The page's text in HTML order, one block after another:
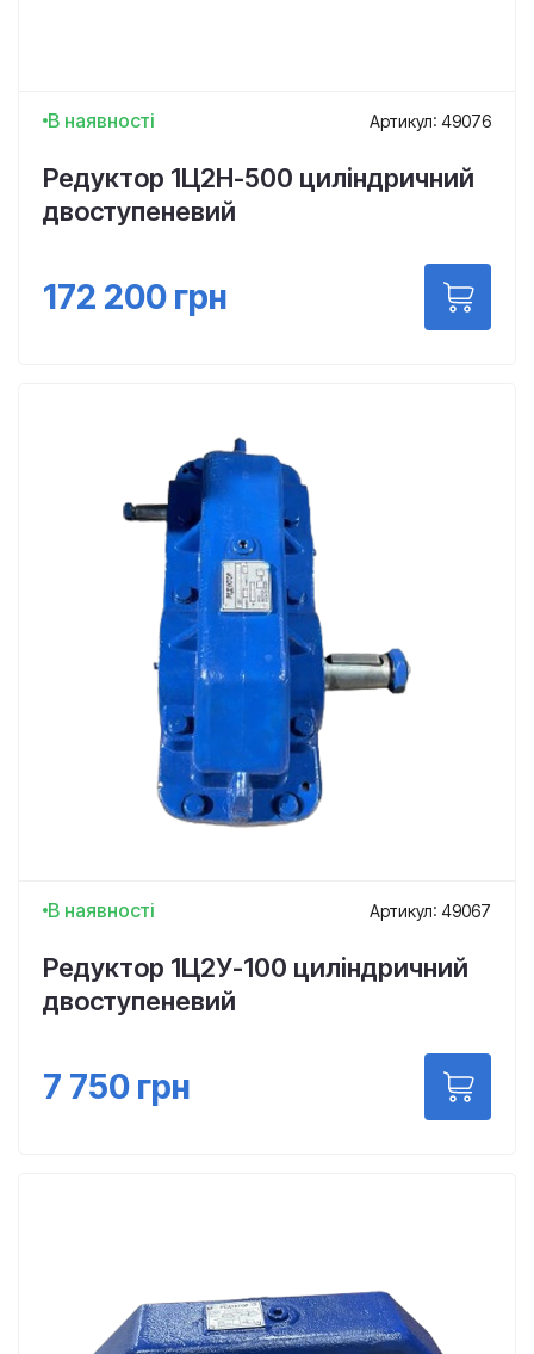
В наявності Артикул: 49076
Редуктор 1Ц2Н-500 циліндричний
двоступеневий
172 200 грн
В наявності Артикул: 49067
Редуктор 1Ц2У-100 циліндричний
двоступеневий
7 750 грн